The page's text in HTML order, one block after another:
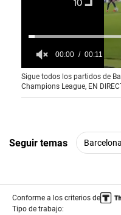
0
o
f
1
c
o
00:01 00:11
Sigue todos los partidos de
Champions League, EN
Seguir temas
Conforme a los criterios de
Tipo de trabajo: